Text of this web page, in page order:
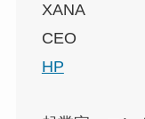
XANA
CEO
HP